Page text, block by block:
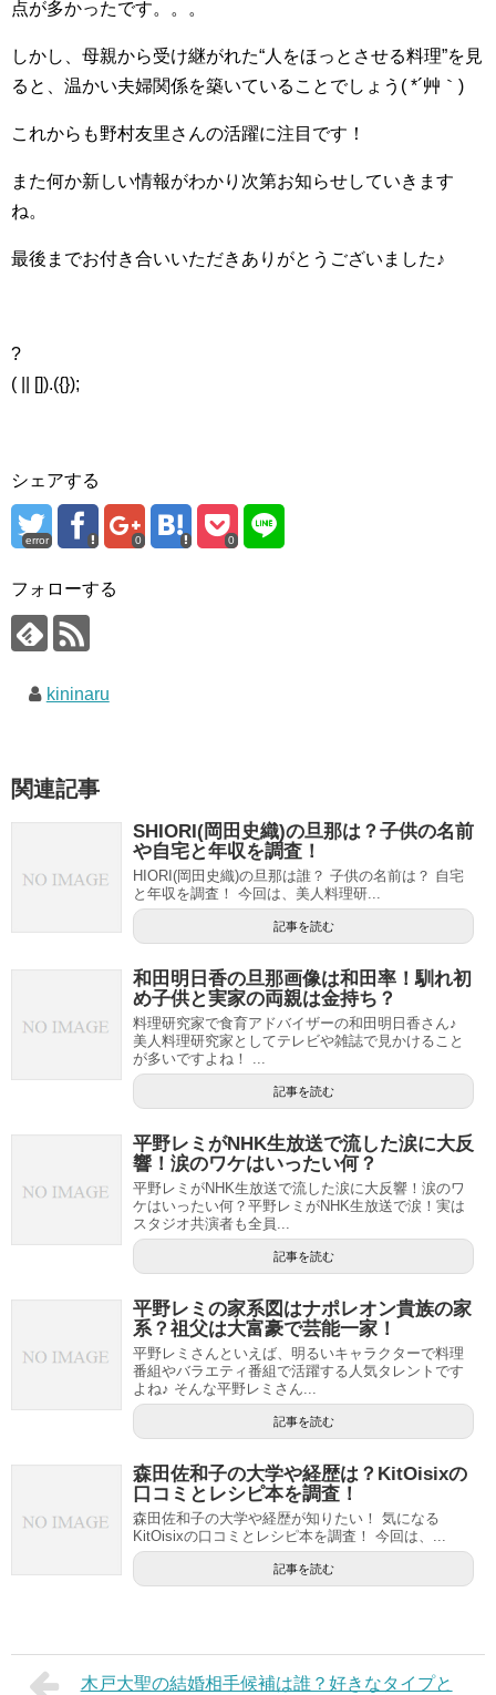
点が多かったです。。。
しかし、母親から受け継がれた“人をほっとさせる料理”を見
ると、温かい夫婦関係を築いていることでしょう( *´艸｀)
これからも野村友里さんの活躍に注目です！
また何か新しい情報がわかり次第お知らせしていきます
ね。
最後までお付き合いいただきありがとうございました♪
?
( || []).({});
シェアする
error 0 0
フォローする
kininaru
関連記事
SHIORI(岡田史織)の旦那は？子供の名前
や自宅と年収を調査！
HIORI(岡田史織)の旦那は誰？ 子供の名前は？ 自宅
と年収を調査！ 今回は、美人料理研...
記事を読む
和田明日香の旦那画像は和田率！馴れ初
め子供と実家の両親は金持ち？
料理研究家で食育アドバイザーの和田明日香さん♪
美人料理研究家としてテレビや雑誌で見かけること
が多いですよね！ ...
記事を読む
平野レミがNHK生放送で流した涙に大反
響！涙のワケはいったい何？
平野レミがNHK生放送で流した涙に大反響！涙のワ
ケはいったい何？平野レミがNHK生放送で涙！実は
スタジオ共演者も全員...
記事を読む
平野レミの家系図はナポレオン貴族の家
系？祖父は大富豪で芸能一家！
平野レミさんといえば、明るいキャラクターで料理
番組やバラエティ番組で活躍する人気タレントです
よね♪ そんな平野レミさん...
記事を読む
森田佐和子の大学や経歴は？KitOisixの
口コミとレシピ本を調査！
森田佐和子の大学や経歴が知りたい！ 気になる
KitOisixの口コミとレシピ本を調査！ 今回は、...
記事を読む
木戸大聖の結婚相手候補は誰？好きなタイプと